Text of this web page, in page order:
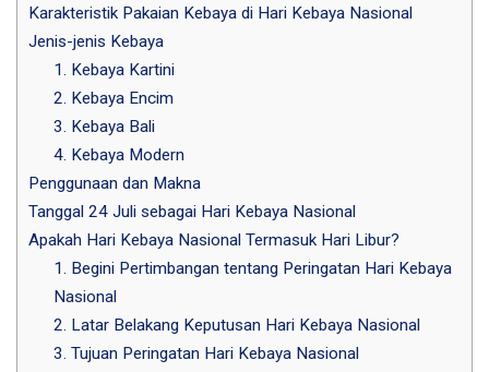
Karakteristik Pakaian Kebaya di Hari Kebaya Nasional
Jenis-jenis Kebaya
1. Kebaya Kartini
2. Kebaya Encim
3. Kebaya Bali
4. Kebaya Modern
Penggunaan dan Makna
Tanggal 24 Juli sebagai Hari Kebaya Nasional
Apakah Hari Kebaya Nasional Termasuk Hari Libur?
1. Begini Pertimbangan tentang Peringatan Hari Kebaya
Nasional
2. Latar Belakang Keputusan Hari Kebaya Nasional
3. Tujuan Peringatan Hari Kebaya Nasional